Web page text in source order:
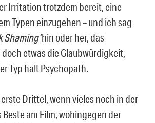
Irritation trotzdem bereit, eine
Typen einzugehen – und ich sag
Shaming‘hin oder her, das
etwas die Glaubwürdigkeit,
Typ halt Psychopath.
Drittel, wenn vieles noch in der
am Film, wohingegen der